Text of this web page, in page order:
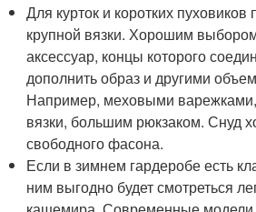
Для курток и коротких
крупной вязки. Хорошим
аксессуар, концы которого
дополнить образ и другими
Например, меховыми
вязки, большим рюкзаком. Снуд
свободного фасона.
Если в зимнем гардеробе есть
ним выгодно будет смотреться